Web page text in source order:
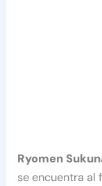
Ryomen
se encuentra al